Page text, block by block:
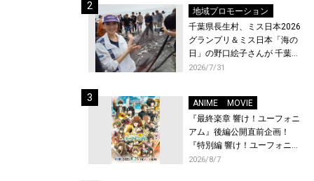
地域プロモーション
千葉県長生村、ミス日本2026
グランプリ＆ミス日本「海の
日」の野口絵子さんが 千葉県
唯一の村・長生村で地引網を
2026/7/31
ANIME
MOVIE
『最終楽章 響け！ユーフォニ
アム』後編公開直前企画！
『特別編 響け！ユーフォニア
ム〜アンサンブルコンテス
2026/8/7